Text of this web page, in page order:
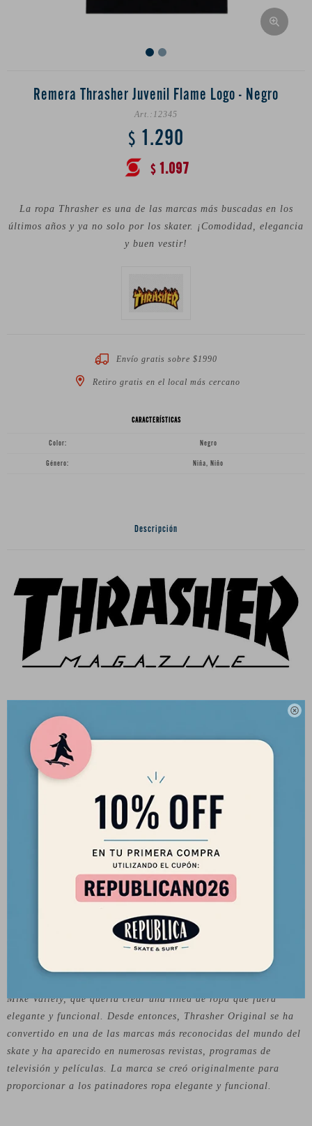

Remera Thrasher Juvenil Flame Logo - Negro
12345
$ 1.290
$ 1.097
La ropa Thrasher es una de las marcas más buscadas en los
últimos años y ya no solo por los skater. ¡Comodidad, elegancia
y buen vestir!
Envío gratis sobre $1990
Retiro gratis en el local más cercano
CARACTERÍSTICAS
Color Negro
Género Niña, Niño
Descripción
CONSERVACIÓN Y LAVADO:
Lavado hasta 40º.
Planchar hasta 150º y no pasar sobre la impresión.
Thrasher Original es una marca que existe desde hace décadas y
se ha convertido en un elemento básico en la comunidad del
Mike Vallely, que quería crear una línea de ropa que fuera
elegante y funcional. Desde entonces, Thrasher Original se ha
convertido en una de las marcas más reconocidas del mundo del
skate y ha aparecido en numerosas revistas, programas de
televisión y películas. La marca se creó originalmente para
proporcionar a los patinadores ropa elegante y funcional.